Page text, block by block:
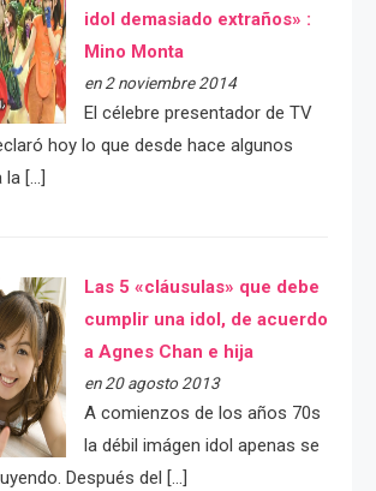
idol demasiado extraños» :
Mino Monta
en 2 noviembre 2014
El célebre presentador de TV
hoy lo que desde hace algunos
la […]
Las 5 «cláusulas» que debe
cumplir una idol, de acuerdo
a Agnes Chan e hija
en 20 agosto 2013
A comienzos de los años 70s
la débil imágen idol apenas se
Después del […]